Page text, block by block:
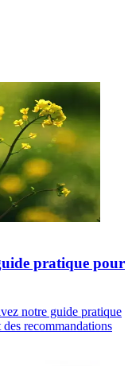
pratique pour
notre guide pratique
recommandations